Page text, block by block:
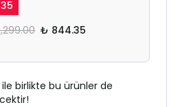
35
₺ 844.35
birlikte bu ürünler de